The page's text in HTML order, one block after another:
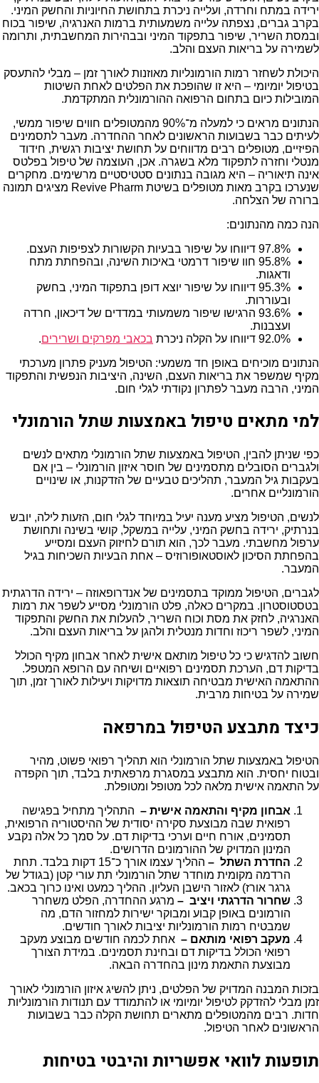
ירידה במתח וחרדה, ועלייה ניכרת בתחושת החיוניות והחשק המיני.
בקרב גברים, נצפתה עלייה משמעותית ברמות האנרגיה, שיפור בכוח
ובמסת השריר, שיפור בתפקוד המיני ובבהירות המחשבתית, ותרומה
לשמירה על בריאות העצם והלב.
היכולת לשחזר רמות הורמונליות מאוזנות לאורך זמן – מבלי להתעסק
בטיפול יומיומי – היא זו שהופכת את הפלטים לאחת השיטות
המובילות כיום בתחום הרפואה ההורמונלית המתקדמת.
הנתונים מראים כי למעלה מ־90% מהמטופלים חווים שיפור ממשי,
לעיתים כבר בשבועות הראשונים לאחר ההחדרה. מעבר לתסמינים
הפיזיים, מטופלים רבים מדווחים על תחושת יציבות רגשית, חידוד
מנטלי וחזרה לתפקוד מלא בשגרה. אכן, העוצמה של טיפול בפלטס
אינה תיאוריה – היא מגובה בנתונים סטטיסטיים מרשימים. מחקרים
שנערכו בקרב מאות מטופלים בשיטת Revive Pharm מציגים תמונה
ברורה של הצלחה.
הנה כמה מהנתונים:
97.8% דיווחו על שיפור בבעיות הקשורות לצפיפות העצם.
95.8% חוו שיפור דרמטי באיכות השינה, ובהפחתת מתח
ודאגות.
95.3% דיווחו על שיפור יוצא דופן בתפקוד המיני, בחשק
ובעוררות.
93.6% הרגישו שיפור משמעותי במדדים של דיכאון, חרדה
ועצבנות.
92.0% דיווחו על הקלה ניכרת
בכאבי מפרקים ושרירים.
הנתונים מוכיחים באופן חד משמעי: הטיפול מעניק פתרון מערכתי
מקיף שמשפר את בריאות העצם, השינה, היציבות הנפשית והתפקוד
המיני, הרבה מעבר לפתרון נקודתי לגלי חום.
למי מתאים טיפול באמצעות שתל הורמונלי
כפי שניתן להבין, הטיפול באמצעות שתל הורמונלי מתאים לנשים
ולגברים הסובלים מתסמינים של חוסר איזון הורמונלי – בין אם
בעקבות גיל המעבר, תהליכים טבעיים של הזדקנות, או שינויים
הורמונליים אחרים.
לנשים, הטיפול מציע מענה יעיל במיוחד לגלי חום, הזעות לילה, יובש
בנרתיק, ירידה בחשק המיני, עלייה במשקל, קושי בשינה ותחושת
ערפול מחשבתי. מעבר לכך, הוא תורם לחיזוק העצם ומסייע
בהפחתת הסיכון לאוסטאופורוזיס – אחת הבעיות השכיחות בגיל
המעבר.
לגברים, הטיפול ממוקד בתסמינים של אנדרופאוזה – ירידה הדרגתית
בטסטוסטרון. במקרים כאלה, פלט הורמונלי מסייע לשפר את רמות
האנרגיה, לחזק את מסת וכוח השריר, להעלות את החשק והתפקוד
המיני, לשפר ריכוז וחדות מנטלית ולהגן על בריאות העצם והלב.
חשוב להדגיש כי כל טיפול מותאם אישית לאחר אבחון מקיף הכולל
בדיקות דם, הערכת תסמינים רפואיים ושיחה עם הרופא המטפל.
ההתאמה האישית מבטיחה תוצאות מדויקות ויעילות לאורך זמן, תוך
שמירה על בטיחות מרבית.
כיצד מתבצע הטיפול במרפאה
הטיפול באמצעות שתל הורמונלי הוא תהליך רפואי פשוט, מהיר
ובטוח יחסית. הוא מתבצע במסגרת מרפאתית בלבד, תוך הקפדה
על התאמה אישית מלאה לכל מטופל ומטופלת.
אבחון מקיף והתאמה אישית – התהליך מתחיל בפגישה
רפואית שבה מבוצעת סקירה יסודית של ההיסטוריה הרפואית,
תסמינים, אורח חיים וערכי בדיקות דם. על סמך כל אלה נקבע
המינון המדויק של ההורמונים הדרושים.
החדרת השתל –
ההליך עצמו אורך כ־15 דקות בלבד. תחת
הרדמה מקומית מוחדר שתל הורמונלי תת עורי קטן (בגודל של
גרגר אורז) לאזור הישבן העליון. ההליך כמעט ואינו כרוך בכאב.
שחרור הדרגתי ויציב – מרגע ההחדרה, הפלט משחרר
הורמונים באופן קבוע ומבוקר ישירות למחזור הדם, מה
שמבטיח רמות הורמונליות יציבות לאורך חודשים.
מעקב רפואי מותאם – אחת לכמה חודשים מבוצע מעקב
רפואי הכולל בדיקות דם ובחינת תסמינים. במידת הצורך
מבוצעת התאמת מינון בהחדרה הבאה.
בזכות המבנה המדויק של הפלטים, ניתן להשיג איזון הורמונלי לאורך
זמן מבלי להזדקק לטיפול יומיומי או להתמודד עם תנודות הורמונליות
חדות. רבים מהמטופלים מתארים תחושת הקלה כבר בשבועות
הראשונים לאחר הטיפול.
תופעות לוואי אפשריות והיבטי בטיחות